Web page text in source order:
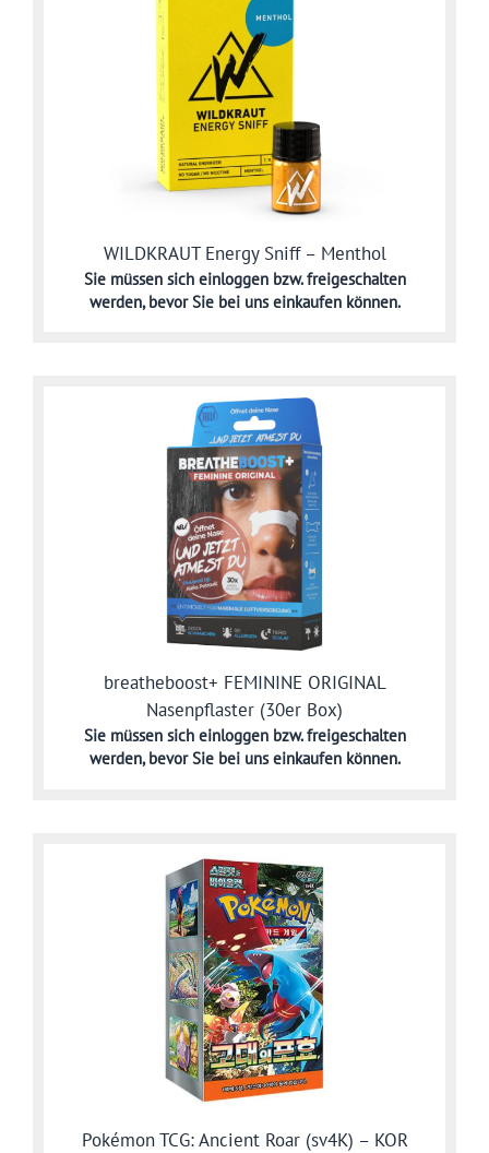
WILDKRAUT Energy Sniff – Menthol
Sie müssen sich einloggen bzw. freigeschalten
werden,bevor Sie bei uns einkaufen können.
breatheboost+ FEMININE ORIGINAL
Nasenpflaster (30er Box)
Sie müssen sich einloggen bzw. freigeschalten
werden,bevor Sie bei uns einkaufen können.
Pokémon TCG: Ancient Roar (sv4K) – KOR